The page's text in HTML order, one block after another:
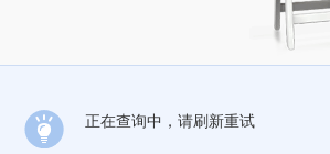
正在查询中，请刷新重试